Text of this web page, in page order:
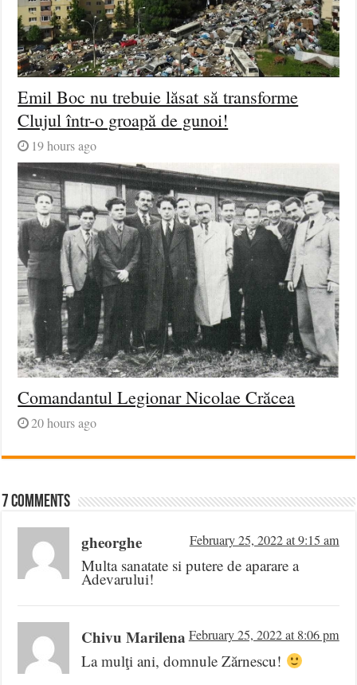
Emil Boc nu trebuie lăsat să transforme
Clujul într-o groapă de gunoi!
19 hours ago
Comandantul Legionar Nicolae Crăcea
20 hours ago
7 comments
gheorghe February 25, 2022 at 9:15 am
Multa sanatate si putere de aparare a
Adevarului!
Chivu Marilena February 25, 2022 at 8:06 pm
La mulţi ani, domnule Zărnescu!